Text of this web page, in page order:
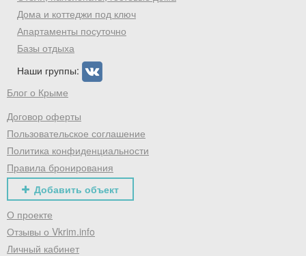
Дома и коттеджи под ключ
Апартаменты посуточно
Базы отдыха
Наши группы:
Блог о Крыме
Договор оферты
Пользовательское соглашение
Политика конфиденциальности
Правила бронирования
Добавить объект
О проекте
Отзывы о Vkrim.info
Личный кабинет